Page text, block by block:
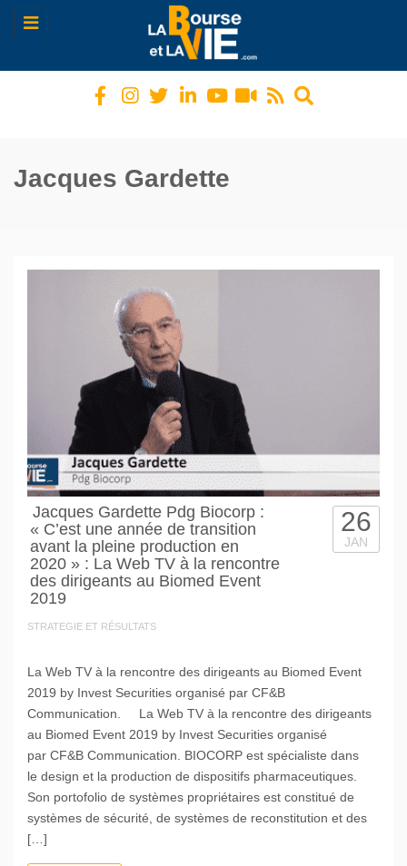
Toggle
navigation
Jacques Gardette
Jacques Gardette Pdg Biocorp :
« C’est une année de transition
avant la pleine production en
2020 » : La Web TV à la rencontre
des dirigeants au Biomed Event
2019
STRATEGIE ET RÉSULTATS
26
JAN
La Web TV à la rencontre des dirigeants au Biomed Event
2019 by Invest Securities organisé par CF&B
Communication. La Web TV à la rencontre des dirigeants
au Biomed Event 2019 by Invest Securities organisé
par CF&B Communication. BIOCORP est spécialiste dans
le design et la production de dispositifs pharmaceutiques.
Son portofolio de systèmes propriétaires est constitué de
systèmes de sécurité, de systèmes de reconstitution et des
[…]